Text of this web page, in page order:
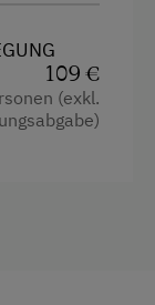
109 €
(exkl.